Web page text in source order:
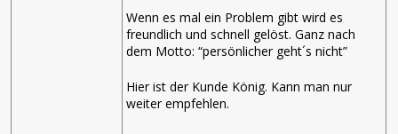
Wenn es mal ein Problem gibt wird es
freundlich und schnell gelöst. Ganz nach
dem Motto: “persönlicher geht´s nicht”
Hier ist der Kunde König. Kann man nur
weiter empfehlen.